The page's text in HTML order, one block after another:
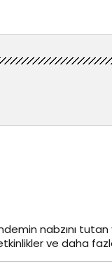
nabzını
ve daha